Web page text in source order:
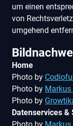
um einen
von
umgehend
Home
Photo by
Photo by Markus
Photo by
Datenservices &